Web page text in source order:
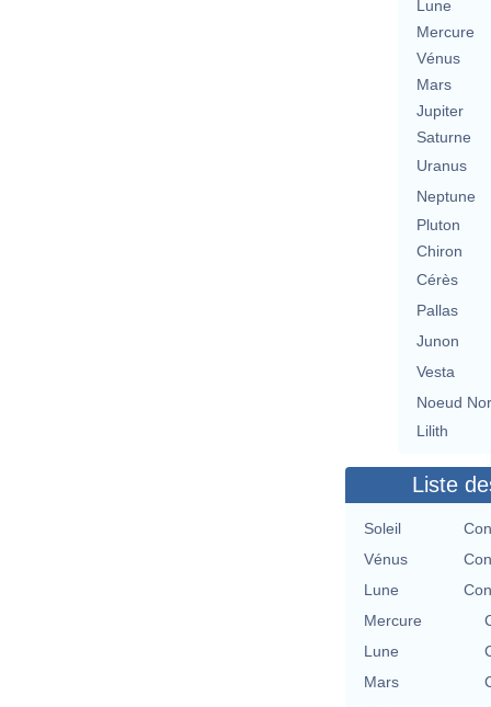
Lune
Mercure
Vénus
Mars
Jupiter
Saturne
Uranus
Neptune
Pluton
Chiron
Cérès
Pallas
Junon
Vesta
Noeud
Lilith
Liste
Soleil
Vénus
Lune
Mercure
Lune
Mars